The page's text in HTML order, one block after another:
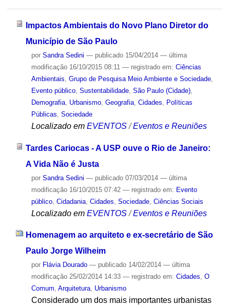
Impactos Ambientais do Novo Plano Diretor do
Município de São Paulo
por Sandra Sedini — publicado15/04/2014 — última
modificação16/10/2015 08:11 — registrado em: Ciências
Ambientais Grupo de Pesquisa Meio Ambiente e Sociedade,
Evento público, Sustentabilidade, São Paulo (Cidade),
Demografia, Urbanismo, Geografia, Cidades
Políticas
Públicas Sociedade
Localizado em EVENTOS /Eventos e Reuniões
Tardes Cariocas - A USP ouve o Rio de Janeiro:
A Vida Não é Justa
por Sandra Sedini — publicado07/03/2014 — última
modificação16/10/2015 07:42 — registrado em: Evento
público, Cidadania, Cidades Sociedade, Ciências Sociais
Localizado em EVENTOS /Eventos e Reuniões
Homenagem ao arquiteto e ex-secretário de São
Paulo Jorge Wilheim
por Flávia Dourado — publicado14/02/2014 — última
modificação25/02/2014 14:33 — registrado em: Cidades, O
Comum, Arquitetura, Urbanismo
Considerado um dos mais importantes urbanistas